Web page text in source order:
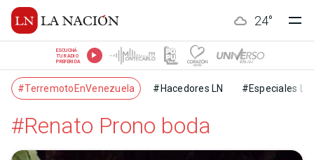
24°
ESCUCHÁ
TU RADIO
PREFERIDA
#TerremotoEnVenezuela #Hacedores LN #Especiales LN
#Renato Prono boda